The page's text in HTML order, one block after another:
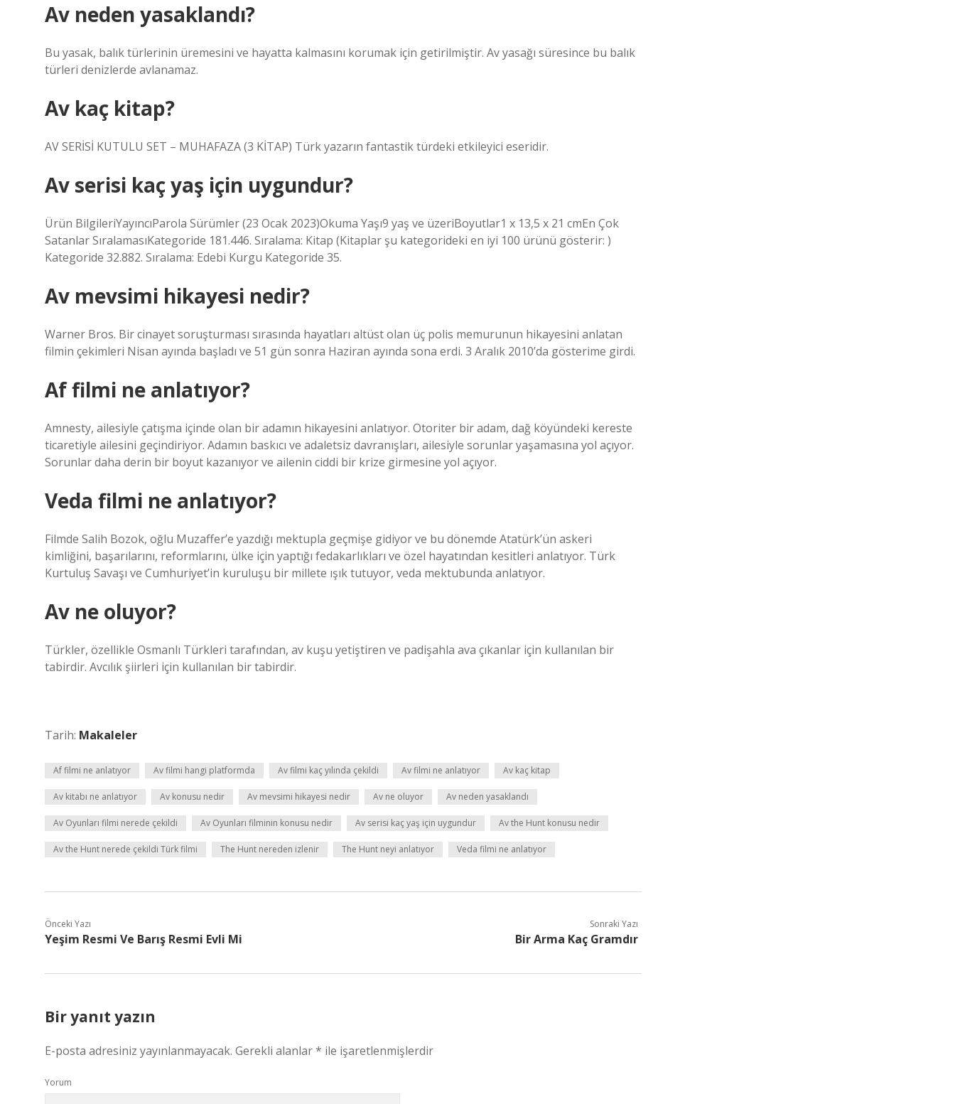
Av neden yasaklandı?
Bu yasak, balık türlerinin üremesini ve hayatta kalmasını korumak için getirilmiştir. Av yasağı süresince bu balık
türleri denizlerde avlanamaz.
Av kaç kitap?
AV SERİSİ KUTULU SET – MUHAFAZA (3 KİTAP) Türk yazarın fantastik türdeki etkileyici eseridir.
Av serisi kaç yaş için uygundur?
Ürün BilgileriYayıncı‎Parola Sürümler (23 Ocak 2023)Okuma Yaşı‎9 yaş ve üzeriBoyutlar‎1 x 13,5 x 21 cmEn Çok
Satanlar SıralamasıKategoride 181.446. Sıralama: Kitap (Kitaplar şu kategorideki en iyi 100 ürünü gösterir: )
Kategoride 32.882. Sıralama: Edebi Kurgu Kategoride 35.
Av mevsimi hikayesi nedir?
Warner Bros. Bir cinayet soruşturması sırasında hayatları altüst olan üç polis memurunun hikayesini anlatan
filmin çekimleri Nisan ayında başladı ve 51 gün sonra Haziran ayında sona erdi. 3 Aralık 2010’da gösterime girdi.
Af filmi ne anlatıyor?
Amnesty, ailesiyle çatışma içinde olan bir adamın hikayesini anlatıyor. Otoriter bir adam, dağ köyündeki kereste
ticaretiyle ailesini geçindiriyor. Adamın baskıcı ve adaletsiz davranışları, ailesiyle sorunlar yaşamasına yol açıyor.
Sorunlar daha derin bir boyut kazanıyor ve ailenin ciddi bir krize girmesine yol açıyor.
Veda filmi ne anlatıyor?
Filmde Salih Bozok, oğlu Muzaffer’e yazdığı mektupla geçmişe gidiyor ve bu dönemde Atatürk’ün askeri
kimliğini, başarılarını, reformlarını, ülke için yaptığı fedakarlıkları ve özel hayatından kesitleri anlatıyor. Türk
Kurtuluş Savaşı ve Cumhuriyet’in kuruluşu bir millete ışık tutuyor, veda mektubunda anlatıyor.
Av ne oluyor?
Türkler, özellikle Osmanlı Türkleri tarafından, av kuşu yetiştiren ve padişahla ava çıkanlar için kullanılan bir
tabirdir. Avcılık şiirleri için kullanılan bir tabirdir.
Tarih: Makaleler
Af filmi ne anlatıyor Av filmi hangi platformda Av filmi kaç yılında çekildi Av filmi ne anlatıyor Av kaç kitap
Av kitabı ne anlatıyor Av konusu nedir Av mevsimi hikayesi nedir Av ne oluyor Av neden yasaklandı
Av Oyunları filmi nerede çekildi Av Oyunları filminin konusu nedir Av serisi kaç yaş için uygundur Av the Hunt konusu nedir
Av the Hunt nerede çekildi Türk filmi The Hunt nereden izlenir The Hunt neyi anlatıyor Veda filmi ne anlatıyor
Önceki Yazı
Yeşim Resmi Ve Barış Resmi Evli Mi
Sonraki Yazı
Bir Arma Kaç Gramdır
Bir yanıt yazın
E-posta adresiniz yayınlanmayacak. Gerekli alanlar* ile işaretlenmişlerdir
Yorum